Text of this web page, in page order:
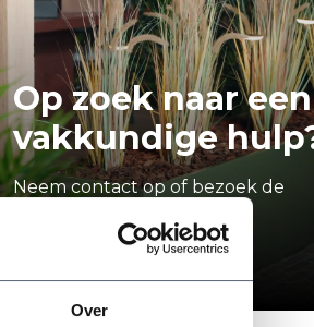
Over
Op zoek naar een
vakkundige
Neem contact op of bezoek de